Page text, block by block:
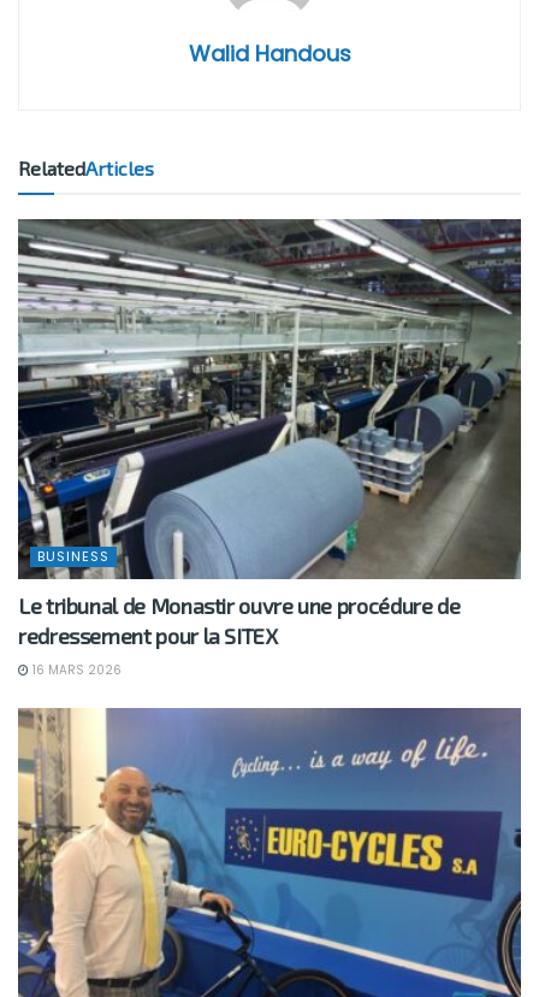
Walid Handous
RelatedArticles
BUSINESS
Le tribunal de Monastir ouvre une procédure de
redressement pour la SITEX
16 MARS 2026